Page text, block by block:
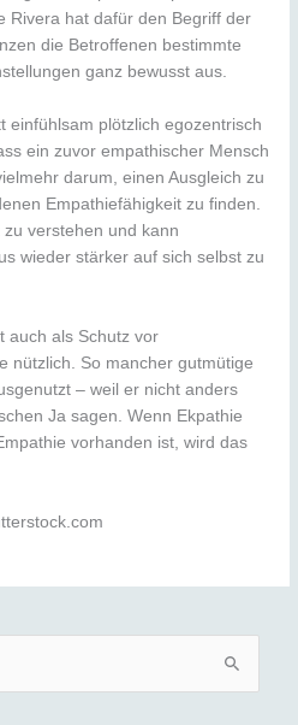
Rivera hat dafür den Begriff der
die Betroffenen bestimmte
ganz bewusst aus.
einfühlsam plötzlich egozentrisch
ein zuvor empathischer Mensch
darum, einen Ausgleich zu
Empathiefähigkeit zu finden.
verstehen und kann
wieder stärker auf sich selbst zu
auch als Schutz vor
nützlich. So mancher gutmütige
– weil er nicht anders
Ja sagen. Wenn Ekpathie
vorhanden ist, wird das